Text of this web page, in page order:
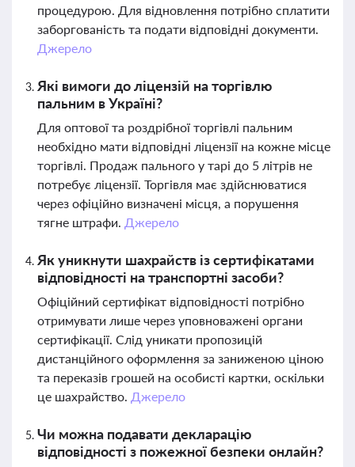
процедурою. Для відновлення потрібно сплатити
заборгованість та подати відповідні документи.
Джерело
Які вимоги до ліцензій на торгівлю
пальним в Україні?
Для оптової та роздрібної торгівлі пальним
необхідно мати відповідні ліцензії на кожне місце
торгівлі. Продаж пального у тарі до 5 літрів не
потребує ліцензії. Торгівля має здійснюватися
через офіційно визначені місця, а порушення
тягне штрафи. Джерело
Як уникнути шахрайств із сертифікатами
відповідності на транспортні засоби?
Офіційний сертифікат відповідності потрібно
отримувати лише через уповноважені органи
сертифікації. Слід уникати пропозицій
дистанційного оформлення за заниженою ціною
та переказів грошей на особисті картки, оскільки
це шахрайство. Джерело
Чи можна подавати декларацію
відповідності з пожежної безпеки онлайн?